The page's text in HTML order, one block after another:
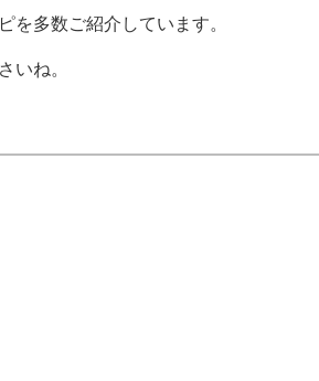
を多数ご紹介しています。
いね。